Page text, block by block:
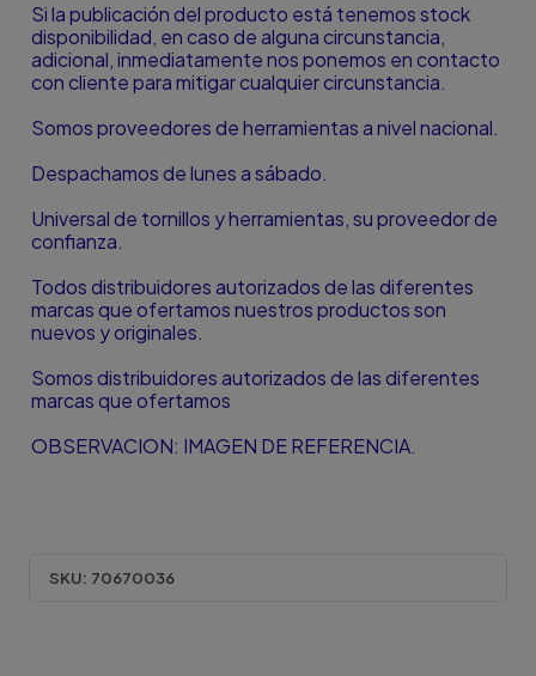
Si la publicación del producto está tenemos stock
disponibilidad, en caso de alguna circunstancia,
adicional, inmediatamente nos ponemos en contacto
con cliente para mitigar cualquier circunstancia.
Somos proveedores de herramientas a nivel nacional.
Despachamos de lunes a sábado.
Universal de tornillos y herramientas, su proveedor de
confianza.
Todos distribuidores autorizados de las diferentes
marcas que ofertamos nuestros productos son
nuevos y originales.
Somos distribuidores autorizados de las diferentes
marcas que ofertamos
OBSERVACION: IMAGEN DE REFERENCIA.
SKU: 70670036